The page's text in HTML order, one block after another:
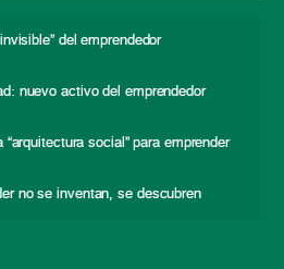
del emprendedor
nuevo activo del emprendedor
social” para emprender
no se inventan, se descubren